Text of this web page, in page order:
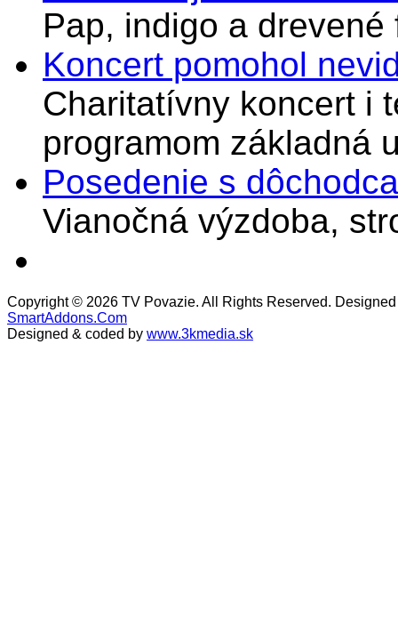
Pap, indigo a drevené
Koncert pomohol
Charitatívny koncert i
programom základná
Posedenie s
Vianočná výzdoba,
Copyright © 2026 TV Povazie. All Rights Reserved.
SmartAddons.Com
Designed & coded by www.3kmedia.sk